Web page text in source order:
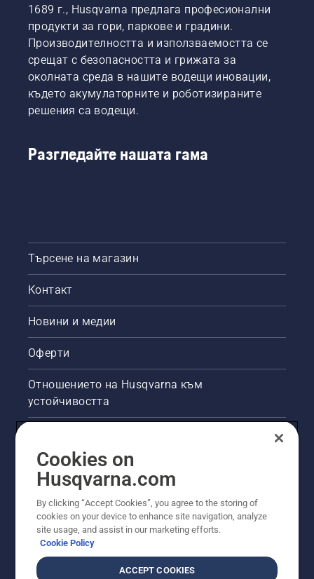
1689 г., Husqvarna предлага професионални
продукти за гори, паркове и градини.
Производителността и използваемостта се
срещат с безопасността и грижата за
околната среда в нашите водещи иновации,
където акумулаторните и роботизираните
решения са водещи.
Разгледайте нашата гама
Търсене на магазин
Контакт
Новини и медии
Оферти
Отношението на Husqvarna към
устойчивостта
Други сайтове на Husqvarna
Cookies on
Husqvarna.com
By clicking “Accept Cookies”, you agree to the storing of
cookies on your device to enhance site navigation, analyze
site usage, and assist in our marketing efforts.
Cookie Policy
ACCEPT COOKIES